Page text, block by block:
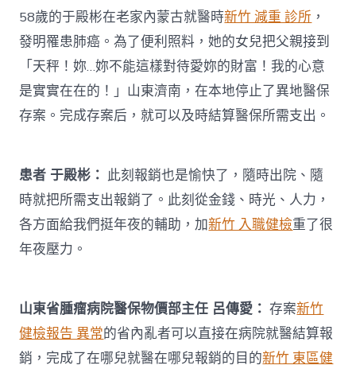
異
地
就
醫
存
案
4117.13
萬
中
58歲的于殿彬在老家內蒙古就醫時新竹 減重 診所 ，
發明罹患肺癌。為了便利照料，她的女兒把父親接到
「天秤！妳…妳不能這樣對待愛妳的財富！我的心意
是實實在在的！」山東濟南，在本地停止了異地醫保
存案。完成存案后，就可以及時結算醫保所需支出。
患者 于殿彬： 此刻報銷也是愉快了，隨時出院、隨
時就把所需支出報銷了。此刻從金錢、時光、人力，
各方面給我們挺年夜的輔助，加新竹 入職健檢重了很
年夜壓力。
山東省腫瘤病院醫保物價部主任 呂傳愛： 存案新竹
健檢報告 異常的省內亂者可以直接在病院就醫結算報
銷，完成了在哪兒就醫在哪兒報銷的目的新竹 東區健